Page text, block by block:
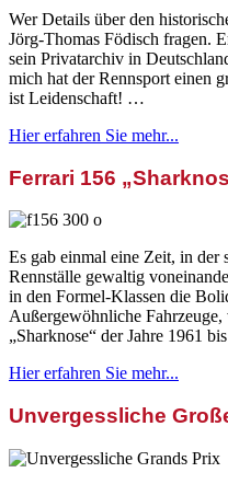
Wer Details über den
Jörg-Thomas Födisch fragen.
sein Privatarchiv in
mich hat der Rennsport einen
ist Leidenschaft! …
Hier erfahren Sie mehr...
Ferrari 156
Es gab einmal eine Zeit, in
Rennställe gewaltig
in den Formel-Klassen die
Außergewöhnliche
„Sharknose“ der Jahre 1961
Hier erfahren Sie mehr...
Unvergessliche